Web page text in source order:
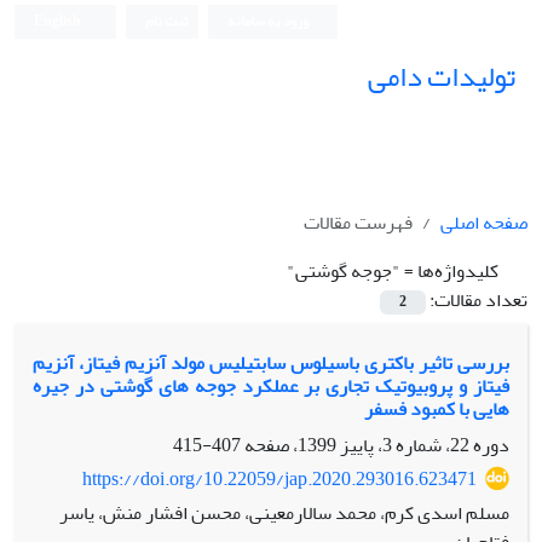
تولیدات دامی
صفحه اصلی
فهرست مقالات
کلیدواژه‌ها ="جوجه گوشتی"
تعداد مقالات:
2
بررسی تاثیر باکتری باسیلوس سابتیلیس مولد آنزیم فیتاز، آنزیم
فیتاز و پروبیوتیک تجاری بر عملکرد جوجه های گوشتی در جیره
هایی با کمبود فسفر
دوره 22، شماره 3، پاییز 1399، صفحه
407-415
https://doi.org/10.22059/jap.2020.293016.623471
مسلم اسدی کرم، محمد سالارمعینی، محسن افشار منش، یاسر